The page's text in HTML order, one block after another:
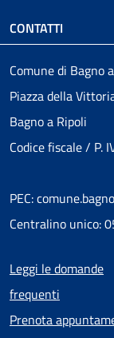
CONTATTI
Comune di Bagno
Piazza della
Bagno a Ripoli
Codice fiscale / P.
PEC:
Centralino unico:
Menu
Leggi le domande
frequenti
Prenota